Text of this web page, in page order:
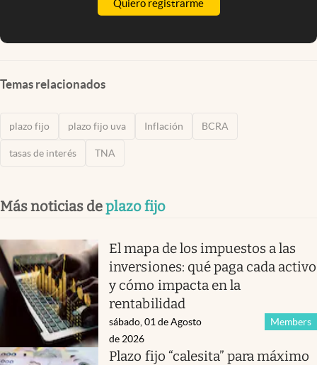
Quiero registrarme
Temas relacionados
plazo fijo plazo fijo uva Inflación BCRA
tasas de interés TNA
Más noticias deplazo fijo
El mapa de los impuestos a las
inversiones: qué paga cada activo
y cómo impacta en la
rentabilidad
Members
sábado, 01 de Agosto
de 2026
Plazo fijo “calesita” para máximo